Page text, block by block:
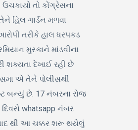
તો કોંગ્રેસના
હિલ ગાર્ડન મળવા
તરીકે હાલ ધરપકડ
મુસ્કાને માંડવીના
શક્યતા દેખાઈ રહી છે
એ તેને પોલીસથી
બન્યું છે. 17 નંબરના રોજ
whatsapp નંબર
થી આ ચક્કર શરૂ થયેલું